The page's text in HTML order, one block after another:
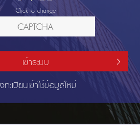
Click to change
เข้าระบบ
ทะเบียนเข้าใช้ข้อมูลใหม่